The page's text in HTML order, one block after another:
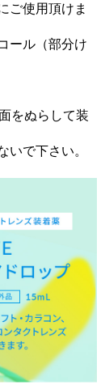
ご使用頂けま
ール（部分け
をぬらして装
いで下さい。